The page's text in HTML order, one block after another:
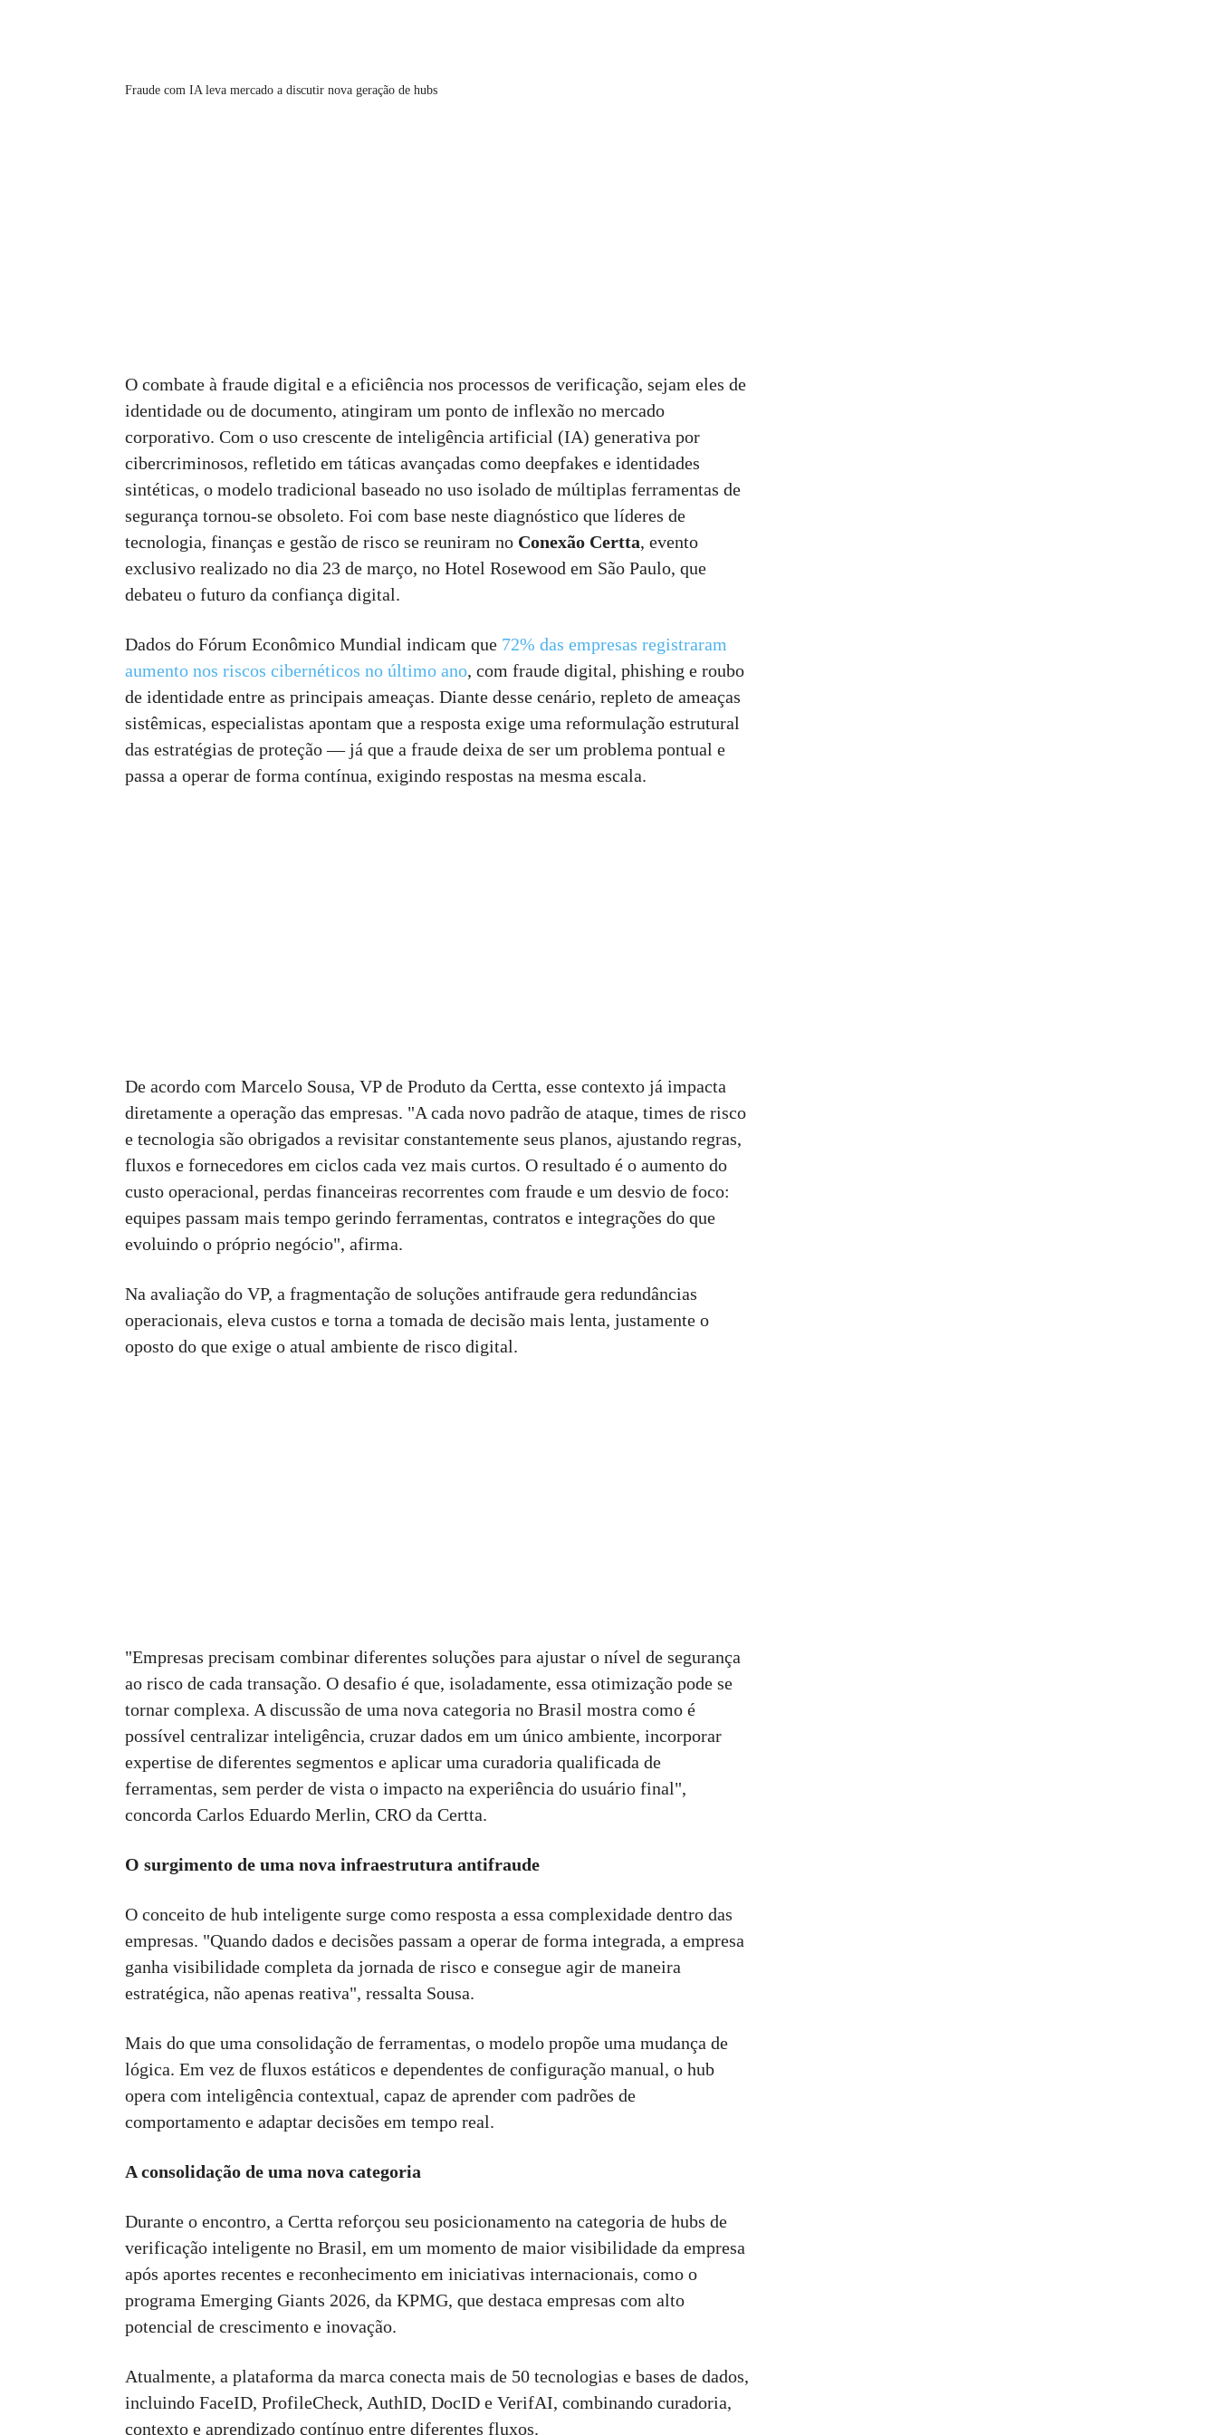
Fraude com IA leva mercado a discutir nova geração de hubs
O combate à fraude digital e a eficiência nos processos de verificação, sejam eles de
identidade ou de documento, atingiram um ponto de inflexão no mercado
corporativo. Com o uso crescente de inteligência artificial (IA) generativa por
cibercriminosos, refletido em táticas avançadas como deepfakes e identidades
sintéticas, o modelo tradicional baseado no uso isolado de múltiplas ferramentas de
segurança tornou-se obsoleto. Foi com base neste diagnóstico que líderes de
tecnologia, finanças e gestão de risco se reuniram no Conexão Certta, evento
exclusivo realizado no dia 23 de março, no Hotel Rosewood em São Paulo, que
debateu o futuro da confiança digital.
Dados do Fórum Econômico Mundial indicam que 72% das empresas registraram
aumento nos riscos cibernéticos no último ano, com fraude digital, phishing e roubo
de identidade entre as principais ameaças. Diante desse cenário, repleto de ameaças
sistêmicas, especialistas apontam que a resposta exige uma reformulação estrutural
das estratégias de proteção — já que a fraude deixa de ser um problema pontual e
passa a operar de forma contínua, exigindo respostas na mesma escala.
De acordo com Marcelo Sousa, VP de Produto da Certta, esse contexto já impacta
diretamente a operação das empresas. "A cada novo padrão de ataque, times de risco
e tecnologia são obrigados a revisitar constantemente seus planos, ajustando regras,
fluxos e fornecedores em ciclos cada vez mais curtos. O resultado é o aumento do
custo operacional, perdas financeiras recorrentes com fraude e um desvio de foco:
equipes passam mais tempo gerindo ferramentas, contratos e integrações do que
evoluindo o próprio negócio", afirma.
Na avaliação do VP, a fragmentação de soluções antifraude gera redundâncias
operacionais, eleva custos e torna a tomada de decisão mais lenta, justamente o
oposto do que exige o atual ambiente de risco digital.
"Empresas precisam combinar diferentes soluções para ajustar o nível de segurança
ao risco de cada transação. O desafio é que, isoladamente, essa otimização pode se
tornar complexa. A discussão de uma nova categoria no Brasil mostra como é
possível centralizar inteligência, cruzar dados em um único ambiente, incorporar
expertise de diferentes segmentos e aplicar uma curadoria qualificada de
ferramentas, sem perder de vista o impacto na experiência do usuário final",
concorda Carlos Eduardo Merlin, CRO da Certta.
O surgimento de uma nova infraestrutura antifraude
O conceito de hub inteligente surge como resposta a essa complexidade dentro das
empresas. "Quando dados e decisões passam a operar de forma integrada, a empresa
ganha visibilidade completa da jornada de risco e consegue agir de maneira
estratégica, não apenas reativa", ressalta Sousa.
Mais do que uma consolidação de ferramentas, o modelo propõe uma mudança de
lógica. Em vez de fluxos estáticos e dependentes de configuração manual, o hub
opera com inteligência contextual, capaz de aprender com padrões de
comportamento e adaptar decisões em tempo real.
A consolidação de uma nova categoria
Durante o encontro, a Certta reforçou seu posicionamento na categoria de hubs de
verificação inteligente no Brasil, em um momento de maior visibilidade da empresa
após aportes recentes e reconhecimento em iniciativas internacionais, como o
programa Emerging Giants 2026, da KPMG, que destaca empresas com alto
potencial de crescimento e inovação.
Atualmente, a plataforma da marca conecta mais de 50 tecnologias e bases de dados,
incluindo FaceID, ProfileCheck, AuthID, DocID e VerifAI, combinando curadoria,
contexto e aprendizado contínuo entre diferentes fluxos.